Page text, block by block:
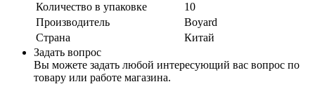
Количество в упаковке
10
Производитель
Boyard
Страна
Китай
Задать вопрос
Вы можете задать любой интересующий вас вопрос по
товару или работе магазина.